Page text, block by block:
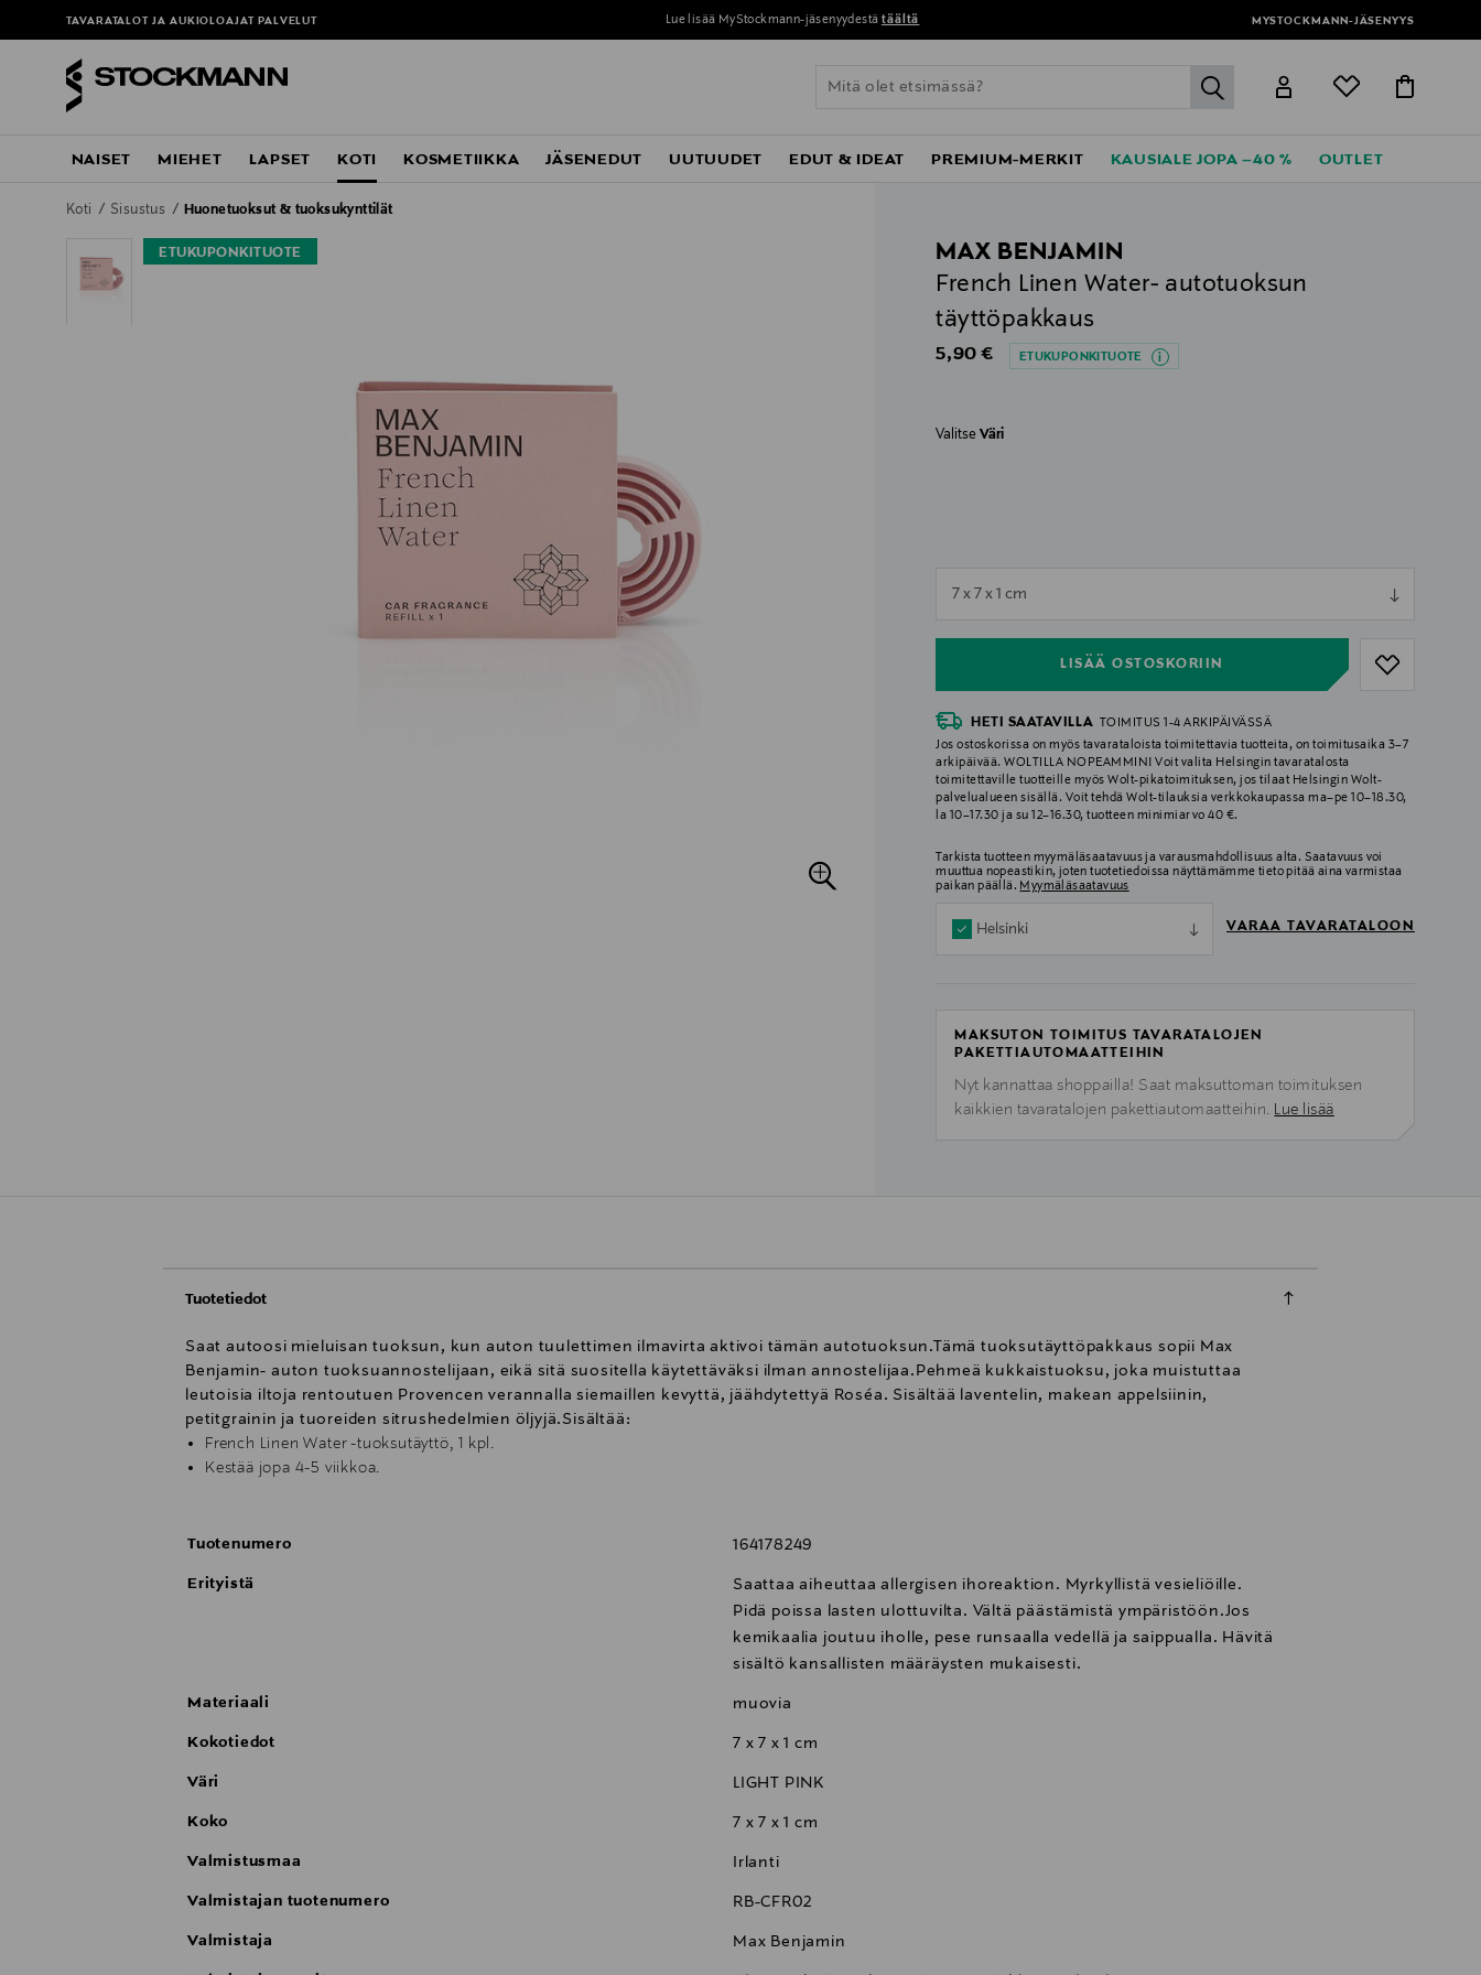
TAVARATALOT JA AUKIOLOAJAT PALVELUT Lue lisää MyStockmann-jäsenyydestä täältä MYSTOCKMANN-JÄSENYYS
label.header.go
NAISET MIEHET LAPSET KOTI KOSMETIIKKA JÄSENEDUT UUTUUDET EDUT & IDEAT PREMIUM-MERKIT KAUSIALE JOPA –40 % OUTLET
Koti Sisustus Huonetuoksut & tuoksukynttilät
ETUKUPONKITUOTE
MAX BENJAMIN
French Linen Water- autotuoksun
täyttöpakkaus
Original Price
5,90 € ETUKUPONKITUOTE
ValitseVäri
7 x 7 x 1 cm
LISÄÄ OSTOSKORIIN
null
HETI SAATAVILLA
TOIMITUS 1-4 ARKIPÄIVÄSSÄ
Jos ostoskorissa on myös tavarataloista toimitettavia tuotteita, on toimitusaika 3–7
arkipäivää. WOLTILLA NOPEAMMIN! Voit valita Helsingin tavaratalosta
toimitettaville tuotteille myös Wolt-pikatoimituksen, jos tilaat Helsingin Wolt-
palvelualueen sisällä. Voit tehdä Wolt-tilauksia verkkokaupassa ma–pe 10–18.30,
la 10–17.30 ja su 12–16.30, tuotteen minimiarvo 40 €.
Tarkista tuotteen myymäläsaatavuus ja varausmahdollisuus alta. Saatavuus voi
muuttua nopeastikin, joten tuotetiedoissa näyttämämme tieto pitää aina varmistaa
paikan päällä. Myymäläsaatavuus
Helsinki VARAA TAVARATALOON
MAKSUTON TOIMITUS TAVARATALOJEN
PAKETTIAUTOMAATTEIHIN
Nyt kannattaa shoppailla! Saat maksuttoman toimituksen
kaikkien tavaratalojen pakettiautomaatteihin. Lue lisää
Tuotetiedot
Saat autoosi mieluisan tuoksun, kun auton tuulettimen ilmavirta aktivoi tämän autotuoksun.Tämä tuoksutäyttöpakkaus sopii Max
Benjamin- auton tuoksuannostelijaan, eikä sitä suositella käytettäväksi ilman annostelijaa.Pehmeä kukkaistuoksu, joka muistuttaa
leutoisia iltoja rentoutuen Provencen verannalla siemaillen kevyttä, jäähdytettyä Roséa. Sisältää laventelin, makean appelsiinin,
petitgrainin ja tuoreiden sitrushedelmien öljyjä.Sisältää:
French Linen Water -tuoksutäyttö, 1 kpl.
Kestää jopa 4-5 viikkoa.
Tuotenumero 164178249
Erityistä
Saattaa aiheuttaa allergisen ihoreaktion. Myrkyllistä vesieliöille.
Pidä poissa lasten ulottuvilta. Vältä päästämistä ympäristöön.Jos
kemikaalia joutuu iholle, pese runsaalla vedellä ja saippualla. Hävitä
sisältö kansallisten määräysten mukaisesti.
Materiaali muovia
Kokotiedot 7 x 7 x 1 cm
Väri LIGHT PINK
Koko 7 x 7 x 1 cm
Valmistusmaa Irlanti
Valmistajan tuotenumero RB-CFR02
Valmistaja Max Benjamin